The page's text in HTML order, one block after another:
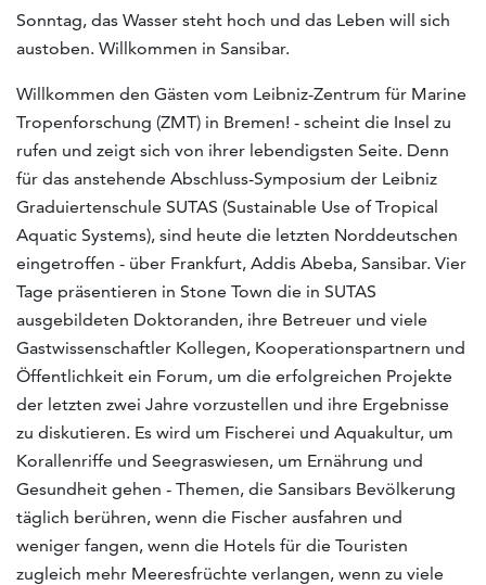
Sonntag, das Wasser steht hoch und das Leben will sich
austoben. Willkommen in Sansibar.
Willkommen den Gästen vom Leibniz-Zentrum für Marine
Tropenforschung (ZMT) in Bremen! - scheint die Insel zu
rufen und zeigt sich von ihrer lebendigsten Seite. Denn
für das anstehende Abschluss-Symposium der Leibniz
Graduiertenschule SUTAS (Sustainable Use of Tropical
Aquatic Systems), sind heute die letzten Norddeutschen
eingetroffen - über Frankfurt, Addis Abeba, Sansibar. Vier
Tage präsentieren in Stone Town die in SUTAS
ausgebildeten Doktoranden, ihre Betreuer und viele
Gastwissenschaftler Kollegen, Kooperationspartnern und
Öffentlichkeit ein Forum, um die erfolgreichen Projekte
der letzten zwei Jahre vorzustellen und ihre Ergebnisse
zu diskutieren. Es wird um Fischerei und Aquakultur, um
Korallenriffe und Seegraswiesen, um Ernährung und
Gesundheit gehen - Themen, die Sansibars Bevölkerung
täglich berühren, wenn die Fischer ausfahren und
weniger fangen, wenn die Hotels für die Touristen
zugleich mehr Meeresfrüchte verlangen, wenn zu viele